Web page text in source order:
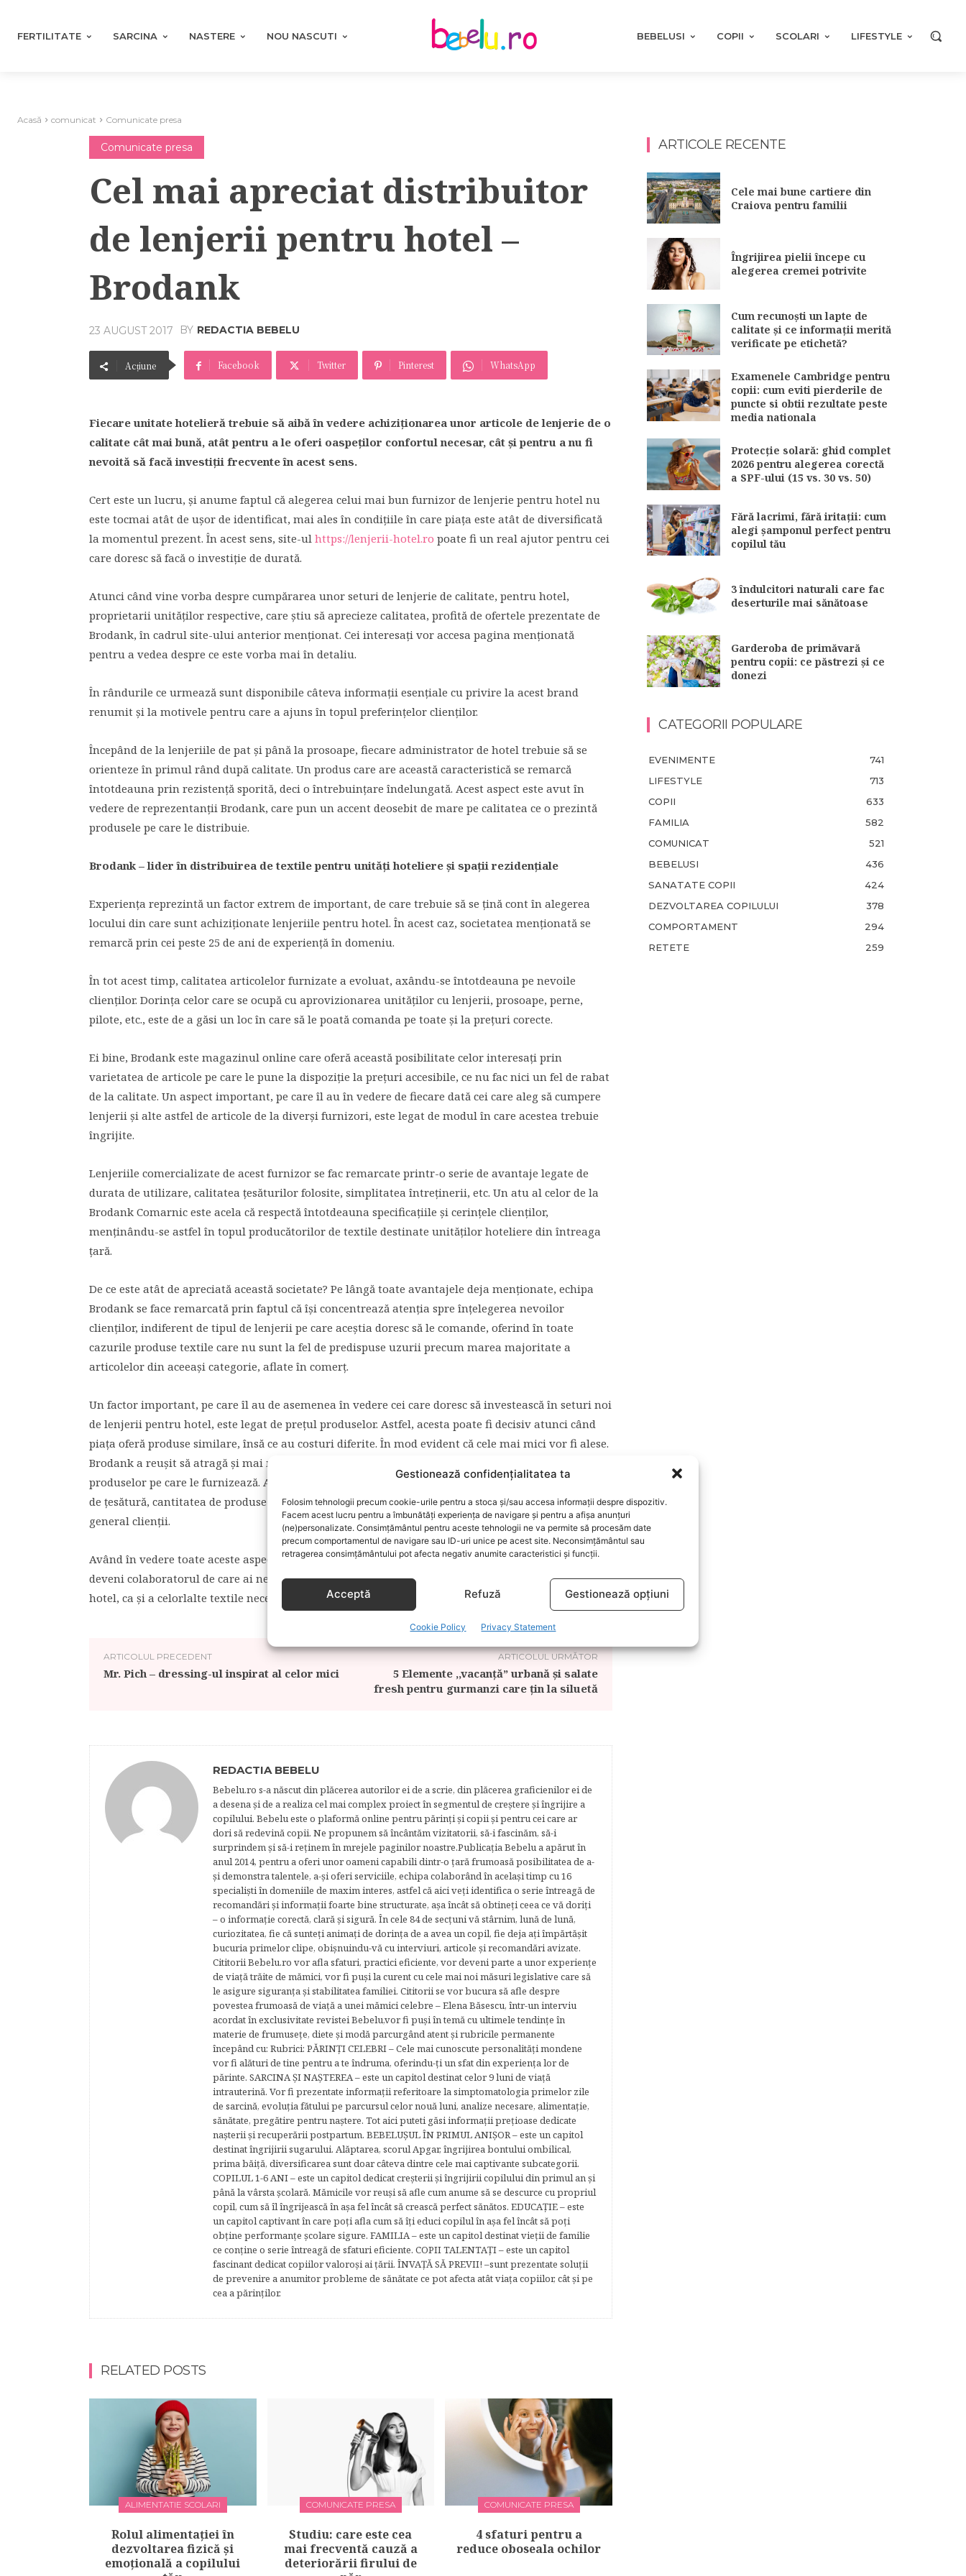
Gestionează confidențialitatea ta
Folosim tehnologii precum cookie-urile pentru a stoca și/sau accesa informații despre dispozitiv.
Facem acest lucru pentru a îmbunătăți experiența de navigare și pentru a afișa anunțuri
(ne)personalizate. Consimțământul pentru aceste tehnologii ne va permite să procesăm date
precum comportamentul de navigare sau ID-uri unice pe acest site. Neconsimțământul sau
retragerea consimțământului pot afecta negativ anumite caracteristici și funcții.
Acceptă Refuză Gestionează opțiuni
Cookie Policy Privacy Statement
FERTILITATE SARCINA NASTERE NOU NASCUTI BEBELUSI COPII SCOLARI LIFESTYLE
Acasă comunicat Comunicate presa
Comunicate presa
Cel mai apreciat distribuitor
de lenjerii pentru hotel –
Brodank
23 AUGUST 2017 BY REDACTIA BEBELU
Acțiune Facebook Twitter Pinterest WhatsApp
Fiecare unitate hotelieră trebuie să aibă în vedere achiziționarea unor articole de lenjerie de o
calitate cât mai bună, atât pentru a le oferi oaspeților confortul necesar, cât și pentru a nu fi
nevoită să facă investiții frecvente în acest sens.
Cert este un lucru, și anume faptul că alegerea celui mai bun furnizor de lenjerie pentru hotel nu
este tocmai atât de ușor de identificat, mai ales în condițiile în care piața este atât de diversificată
la momentul prezent. În acest sens, site-ul https://lenjerii-hotel.ro poate fi un real ajutor pentru cei
care doresc să facă o investiție de durată.
Atunci când vine vorba despre cumpărarea unor seturi de lenjerie de calitate, pentru hotel,
proprietarii unităților respective, care știu să aprecieze calitatea, profită de ofertele prezentate de
Brodank, în cadrul site-ului anterior menționat. Cei interesați vor accesa pagina menționată
pentru a vedea despre ce este vorba mai în detaliu.
În rândurile ce urmează sunt disponibile câteva informații esențiale cu privire la acest brand
renumit și la motivele pentru care a ajuns în topul preferințelor clienților.
Începând de la lenjeriile de pat și până la prosoape, fiecare administrator de hotel trebuie să se
orienteze în primul rând după calitate. Un produs care are această caracteristică se remarcă
întotdeauna prin rezistență sporită, deci o întrebuințare îndelungată. Acest aspect este avut în
vedere de reprezentanții Brodank, care pun un accent deosebit de mare pe calitatea ce o prezintă
produsele pe care le distribuie.
Brodank – lider în distribuirea de textile pentru unități hoteliere și spații rezidențiale
Experiența reprezintă un factor extrem de important, de care trebuie să se țină cont în alegerea
locului din care sunt achiziționate lenjeriile pentru hotel. În acest caz, societatea menționată se
remarcă prin cei peste 25 de ani de experiență în domeniu.
În tot acest timp, calitatea articolelor furnizate a evoluat, axându-se întotdeauna pe nevoile
clienților. Dorința celor care se ocupă cu aprovizionarea unităților cu lenjerii, prosoape, perne,
pilote, etc., este de a găsi un loc în care să le poată comanda pe toate și la prețuri corecte.
Ei bine, Brodank este magazinul online care oferă această posibilitate celor interesați prin
varietatea de articole pe care le pune la dispoziție la prețuri accesibile, ce nu fac nici un fel de rabat
de la calitate. Un aspect important, pe care îl au în vedere de fiecare dată cei care aleg să cumpere
lenjerii și alte astfel de articole de la diverși furnizori, este legat de modul în care acestea trebuie
îngrijite.
Lenjeriile comercializate de acest furnizor se fac remarcate printr-o serie de avantaje legate de
durata de utilizare, calitatea țesăturilor folosite, simplitatea întreținerii, etc. Un atu al celor de la
Brodank Comarnic este acela că respectă întotdeauna specificațiile și cerințele clienților,
menținându-se astfel în topul producătorilor de textile destinate unităților hoteliere din întreaga
țară.
De ce este atât de apreciată această societate? Pe lângă toate avantajele deja menționate, echipa
Brodank se face remarcată prin faptul că își concentrează atenția spre înțelegerea nevoilor
clienților, indiferent de tipul de lenjerii pe care aceștia doresc să le comande, oferind în toate
cazurile produse textile care nu sunt la fel de predispuse uzurii precum marea majoritate a
articolelor din aceeași categorie, aflate în comerț.
Un factor important, pe care îl au de asemenea în vedere cei care doresc să investească în seturi noi
de lenjerii pentru hotel, este legat de prețul produselor. Astfel, acesta poate fi decisiv atunci când
piața oferă produse similare, însă ce au costuri diferite. În mod evident că cele mai mici vor fi alese.
Brodank a reușit să atragă și mai mulți clienți prin raportul excelent dintre calitatea și prețul
produselor pe care le furnizează. Astfel, costul textilelor disponibile este mereu stabilit după tipul
de țesătură, cantitatea de produse comandate, precum și alte caracteristici pe care le urmăresc în
general clienții.
Având în vedere toate aceste aspecte, rămâne la latitudinea cumpărătorilor dacă Brodank va
deveni colaboratorul de care ai nevoie atunci când vine vorba despre achizițonarea lenjeriilor de
hotel, ca și a celorlalte textile necesare în domeniu.
ARTICOLUL PRECEDENT
Mr. Pich – dressing-ul inspirat al celor mici
ARTICOLUL URMĂTOR
5 Elemente ,,vacanță” urbană și salate
fresh pentru gurmanzi care țin la siluetă
REDACTIA BEBELU
Bebelu.ro s-a născut din plăcerea autorilor ei de a scrie, din plăcerea graficienilor ei de
a desena şi de a realiza cel mai complex proiect în segmentul de creştere şi îngrijire a
copilului. Bebelu este o plaformă online pentru părinţi şi copii şi pentru cei care ar
dori să redevină copii. Ne propunem să încântăm vizitatorii, să-i fascinăm, să-i
surprindem şi să-i reţinem în mrejele paginilor noastre.​ Publicația Bebelu a apărut în
anul 2014, pentru a oferi unor oameni capabili dintr-o ţară frumoasă posibilitatea de a-
şi demonstra talentele, a-şi oferi serviciile, echipa colaborând în acelaşi timp cu 16
specialişti în domeniile de maxim interes, astfel că aici veţi identifica o serie întreagă de
recomandări şi informaţii foarte bine structurate, aşa încât să obtineţi ceea ce vă doriţi
– o informaţie corectă, clară şi sigură. În cele 84 de secțuni vă stârnim, lună de lună,
curiozitatea, fie că sunteţi animaţi de dorinţa de a avea un copil, fie deja aţi împărtăşit
bucuria primelor clipe, obişnuindu-vă cu interviuri, articole şi recomandări avizate.
Cititorii Bebelu.ro vor afla sfaturi, practici eficiente, vor deveni parte a unor experienţe
de viaţă trăite de mămici, vor fi puşi la curent cu cele mai noi măsuri legislative care să
le asigure siguranţa şi stabilitatea familiei. Cititorii se vor bucura să afle despre
povestea frumoasă de viață a unei mămici celebre – Elena Băsescu, într-un interviu
acordat în exclusivitate revistei Bebelu,vor fi puşi în temă cu ultimele tendinţe în
materie de frumuseţe, diete şi modă parcurgând atent şi rubricile permanente
începând cu: Rubrici: PĂRINŢI CELEBRI – Cele mai cunoscute personalităţi mondene
vor fi alături de tine pentru a te îndruma, oferindu-ţi un sfat din experienţa lor de
părinte. SARCINA ŞI NAŞTEREA – este un capitol destinat celor 9 luni de viaţă
intrauterină. Vor fi prezentate informaţii referitoare la simptomatologia primelor zile
de sarcină, evoluţia fătului pe parcursul celor nouă luni, analize necesare, alimentaţie,
sănătate, pregătire pentru naştere. Tot aici puteti găsi informaţii preţioase dedicate
naşterii şi recuperării postpartum. BEBELUŞUL ÎN PRIMUL ANIŞOR – este un capitol
destinat îngrijirii sugarului. Alăptarea, scorul Apgar, îngrijirea bontului ombilical,
prima băiţă, diversificarea sunt doar câteva dintre cele mai captivante subcategorii.
COPILUL 1-6 ANI – este un capitol dedicat creşterii şi îngrijirii copilului din primul an şi
până la vârsta şcolară. Mămicile vor reuşi să afle cum anume să se descurce cu propriul
copil, cum să îl îngrijească în aşa fel încât să crească perfect sănătos. EDUCAŢIE – este
un capitol captivant în care poţi afla cum să îţi educi copilul în aşa fel încât să poţi
obţine performanţe şcolare sigure. FAMILIA – este un capitol destinat vieţii de familie
ce conţine o serie întreagă de sfaturi eficiente. COPII TALENTAŢI – este un capitol
fascinant dedicat copiilor valoroși ai țării. ÎNVAŢĂ SĂ PREVII! –sunt prezentate soluţii
de prevenire a anumitor probleme de sănătate ce pot afecta atât viaţa copiilor, cât şi pe
cea a părinţilor.
RELATED POSTS
ALIMENTATIE SCOLARI
Rolul alimentației în
dezvoltarea fizică și
emoțională a copilului
COMUNICATE PRESA
Studiu: care este cea
mai frecventă cauză a
deteriorării firului de
COMUNICATE PRESA
4 sfaturi pentru a
reduce oboseala ochilor
ARTICOLE RECENTE
Cele mai bune cartiere din
Craiova pentru familii
Îngrijirea pielii începe cu
alegerea cremei potrivite
Cum recunoști un lapte de
calitate și ce informații merită
verificate pe etichetă?
Examenele Cambridge pentru
copii: cum eviti pierderile de
puncte si obtii rezultate peste
media nationala
Protecție solară: ghid complet
2026 pentru alegerea corectă
a SPF-ului (15 vs. 30 vs. 50)
Fără lacrimi, fără iritații: cum
alegi șamponul perfect pentru
copilul tău
3 îndulcitori naturali care fac
deserturile mai sănătoase
Garderoba de primăvară
pentru copii: ce păstrezi și ce
donezi
CATEGORII POPULARE
EVENIMENTE
741
LIFESTYLE
713
COPII
633
FAMILIA
582
COMUNICAT
521
BEBELUSI
436
SANATATE COPII
424
DEZVOLTAREA COPILULUI
378
COMPORTAMENT
294
RETETE
259